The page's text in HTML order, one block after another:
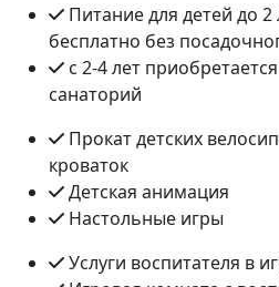
Питание для детей до 2
бесплатно без
с 2-4 лет
санаторий
Прокат детских
кроваток
Детская анимация
Настольные игры
Услуги воспитателя в